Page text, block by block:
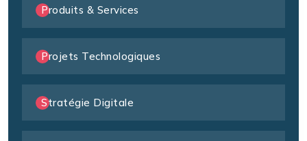
Produits & Services
Projets Technologiques
Stratégie Digitale